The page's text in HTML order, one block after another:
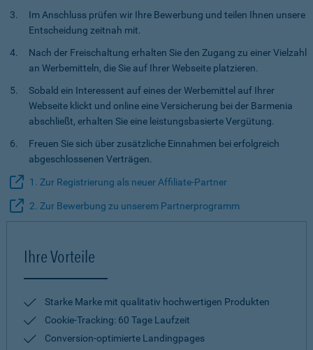
Im Anschluss prüfen wir Ihre Bewerbung und teilen Ihnen unsere
Entscheidung zeitnah mit.
Nach der Freischaltung erhalten Sie den Zugang zu einer Vielzahl
an Werbemitteln, die Sie auf Ihrer Webseite platzieren.
Sobald ein Interessent auf eines der Werbemittel auf Ihrer
Webseite klickt und online eine Versicherung bei der Barmenia
abschließt, erhalten Sie eine leistungsbasierte Vergütung.
Freuen Sie sich über zusätzliche Einnahmen bei erfolgreich
abgeschlossenen Verträgen.
1. Zur Registrierung als neuer Affiliate-Partner
2. Zur Bewerbung zu unserem Partnerprogramm
Ihre Vorteile
Starke Marke mit qualitativ hochwertigen Produkten
Cookie-Tracking: 60 Tage Laufzeit
Conversion-optimierte Landingpages